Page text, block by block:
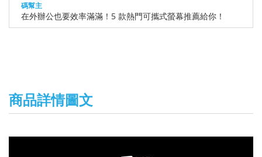
碼幫主
在外辦公也要效率滿滿！5 款熱門可攜式螢幕推薦給你！
商品詳情圖文